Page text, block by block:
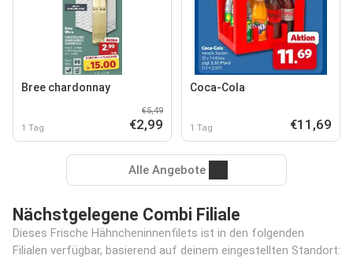
Bree chardonnay
1 Tag
€5,49
€2,99
Coca-Cola
1 Tag €11,69
Alle Angebote
Nächstgelegene Combi Filiale
Dieses Frische Hähncheninnenfilets ist in den folgenden
Filialen verfügbar, basierend auf deinem eingestellten Standort: